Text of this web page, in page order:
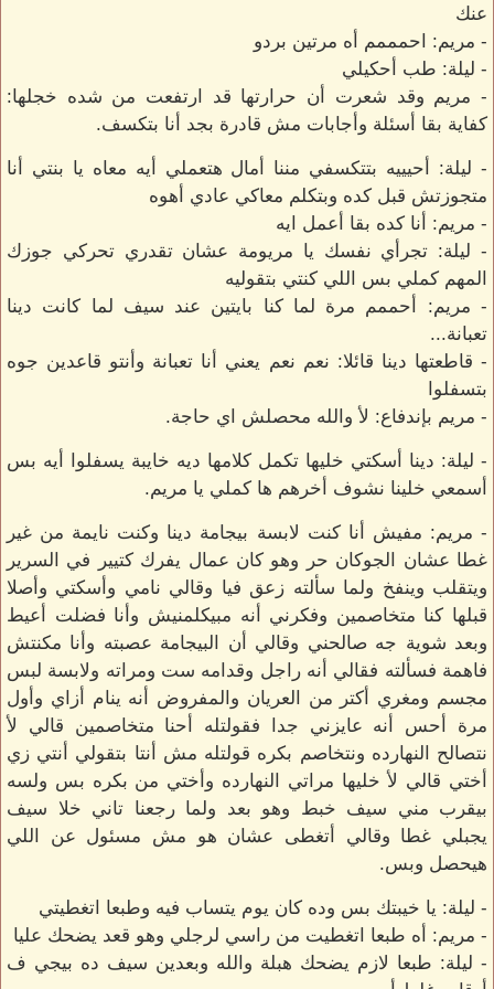
عنك
- مريم: احمممم أه مرتين بردو
- ليلة: طب أحكيلي
- مريم وقد شعرت أن حرارتها قد ارتفعت من شده خجلها:
كفاية بقا أسئلة وأجابات مش قادرة بجد أنا بتكسف.
- ليلة: أحيييه بتتكسفي مننا أمال هتعملي أيه معاه يا بنتي أنا
متجوزتش قبل كده وبتكلم معاكي عادي أهوه
- مريم: أنا كده بقا أعمل ايه
- ليلة: تجرأي نفسك يا مريومة عشان تقدري تحركي جوزك
المهم كملي بس اللي كنتي بتقوليه
- مريم: أحممم مرة لما كنا بايتين عند سيف لما كانت دينا
تعبانة...
- قاطعتها دينا قائلا: نعم نعم يعني أنا تعبانة وأنتو قاعدين جوه
بتسفلوا
- مريم بإندفاع: لأ والله محصلش اي حاجة.
- ليلة: دينا أسكتي خليها تكمل كلامها ديه خايبة يسفلوا أيه بس
أسمعي خلينا نشوف أخرهم ها كملي يا مريم.
- مريم: مفيش أنا كنت لابسة بيجامة دينا وكنت نايمة من غير
غطا عشان الجوكان حر وهو كان عمال يفرك كتيير في السرير
ويتقلب وينفخ ولما سألته زعق فيا وقالي نامي وأسكتي وأصلا
قبلها كنا متخاصمين وفكرني أنه مبيكلمنيش وأنا فضلت أعيط
وبعد شوية جه صالحني وقالي أن البيجامة عصبته وأنا مكنتش
فاهمة فسألته فقالي أنه راجل وقدامه ست ومراته ولابسة لبس
مجسم ومغري أكتر من العريان والمفروض أنه ينام أزاي وأول
مرة أحس أنه عايزني جدا فقولتله أحنا متخاصمين قالي لأ
نتصالح النهارده ونتخاصم بكره قولتله مش أنتا بتقولي أنتي زي
أختي قالي لأ خليها مراتي النهارده وأختي من بكره بس ولسه
بيقرب مني سيف خبط وهو بعد ولما رجعنا تاني خلا سيف
يجبلي غطا وقالي أتغطى عشان هو مش مسئول عن اللي
هيحصل وبس.
- ليلة: يا خيبتك بس وده كان يوم يتساب فيه وطبعا اتغطيتي
- مريم: أه طبعا اتغطيت من راسي لرجلي وهو قعد يضحك عليا
- ليلة: طبعا لازم يضحك هبلة والله وبعدين سيف ده بيجي ف